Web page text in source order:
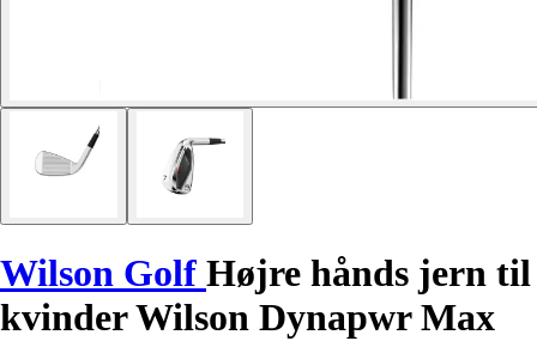
Wilson Golf Højre hånds jern til
kvinder Wilson Dynapwr Max